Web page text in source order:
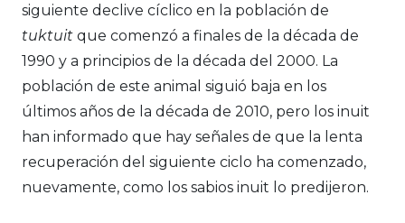
siguiente declive cíclico en la población de
tuktuit que comenzó a finales de la década de
1990 y a principios de la década del 2000. La
población de este animal siguió baja en los
últimos años de la década de 2010, pero los inuit
han informado que hay señales de que la lenta
recuperación del siguiente ciclo ha comenzado,
nuevamente, como los sabios inuit lo predijeron.